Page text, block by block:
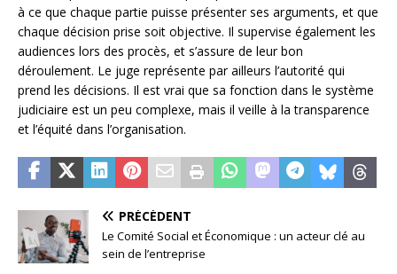
à ce que chaque partie puisse présenter ses arguments, et que
chaque décision prise soit objective. Il supervise également les
audiences lors des procès, et s’assure de leur bon
déroulement. Le juge représente par ailleurs l’autorité qui
prend les décisions. Il est vrai que sa fonction dans le système
judiciaire est un peu complexe, mais il veille à la transparence
et l’équité dans l’organisation.
PRÉCÉDENT
Le Comité Social et Économique : un acteur clé au
sein de l’entreprise